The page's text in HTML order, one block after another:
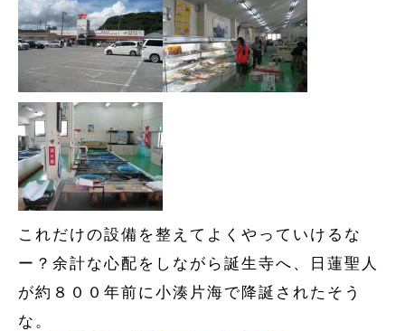
これだけの設備を整えてよくやっていけるな
ー？余計な心配をしながら誕生寺へ、日蓮聖人
が約８００年前に小湊片海で降誕されたそう
な。